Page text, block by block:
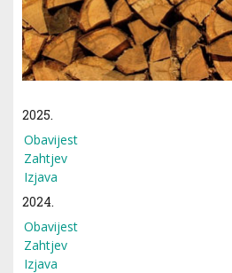
2025.
Obavijest
Zahtjev
Izjava
2024.
Obavijest
Zahtjev
Izjava